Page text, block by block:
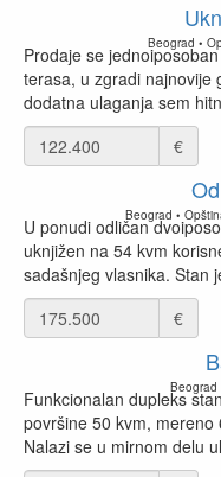
Beograd •
Prodaje se
terasa, u zgradi najnovije
dodatna ulaganja sem
€
Beograd •
U ponudi odličan
uknjižen na 54 kvm
sadašnjeg vlasnika. Stan
€
Beograd
Funkcionalan dupleks
površine 50 kvm,
Nalazi se u mirnom delu